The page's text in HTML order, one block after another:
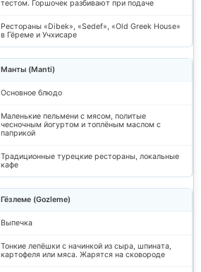
тестом. Горшочек разбивают при подаче
Рестораны «Dibek», «Sedef», «Old Greek House»
в Гёреме и Учхисаре
Манты (Manti)
Основное блюдо
Маленькие пельмени с мясом, политые
чесночным йогуртом и топлёным маслом с
паприкой
Традиционные турецкие рестораны, локальные
кафе
Гёзлеме (Gozleme)
Выпечка
Тонкие лепёшки с начинкой из сыра, шпината,
картофеля или мяса. Жарятся на сковороде